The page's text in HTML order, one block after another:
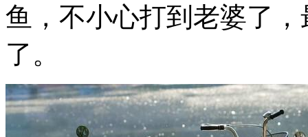
鱼，不小心打到老婆了
了。